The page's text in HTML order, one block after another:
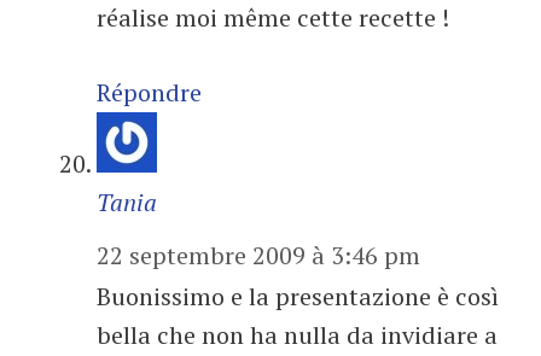
réalise moi même cette recette !
Répondre
Tania
22 septembre 2009 à 3:46 pm
Buonissimo e la presentazione è così
bella che non ha nulla da invidiare a